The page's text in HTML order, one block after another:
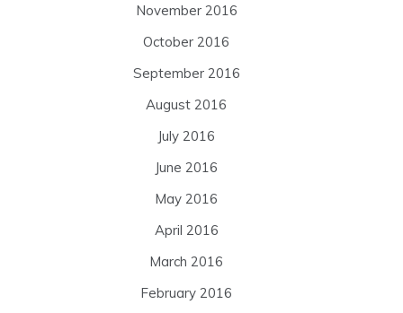
November 2016
October 2016
September 2016
August 2016
July 2016
June 2016
May 2016
April 2016
March 2016
February 2016